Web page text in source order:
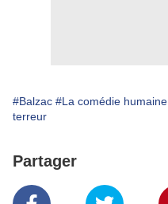
#Balzac #La comédie humaine
terreur
Partager